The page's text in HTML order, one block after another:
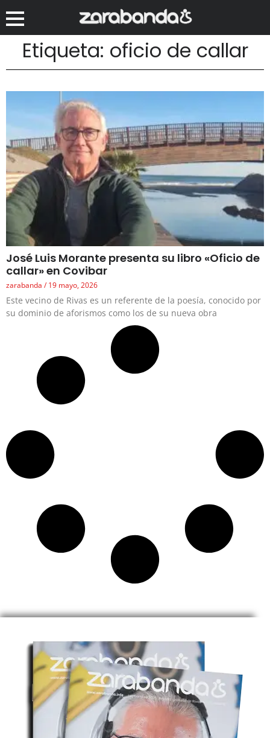
Etiqueta: oficio de callar
José Luis Morante presenta su libro «Oficio de
callar» en Covibar
zarabanda 19 mayo, 2026
Este vecino de Rivas es un referente de la poesía, conocido por
su dominio de aforismos como los de su nueva obra